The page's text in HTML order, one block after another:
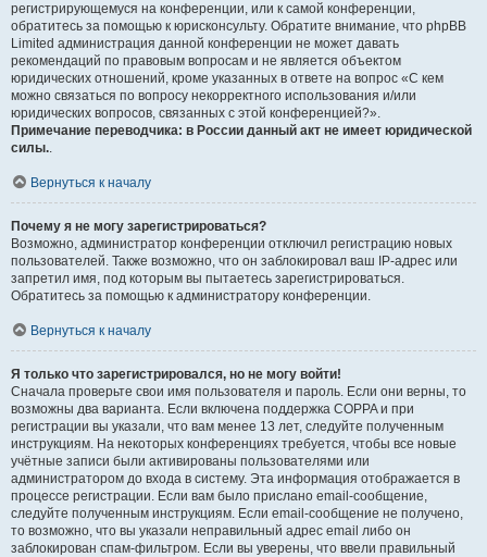
регистрирующемуся на конференции, или к самой конференции,
обратитесь за помощью к юрисконсульту. Обратите внимание, что phpBB
Limited администрация данной конференции не может давать
рекомендаций по правовым вопросам и не является объектом
юридических отношений, кроме указанных в ответе на вопрос «С кем
можно связаться по вопросу некорректного использования и/или
юридических вопросов, связанных с этой конференцией?».
Примечание переводчика: в России данный акт не имеет юридической
силы..
Вернуться к началу
Почему я не могу зарегистрироваться?
Возможно, администратор конференции отключил регистрацию новых
пользователей. Также возможно, что он заблокировал ваш IP-адрес или
запретил имя, под которым вы пытаетесь зарегистрироваться.
Обратитесь за помощью к администратору конференции.
Вернуться к началу
Я только что зарегистрировался, но не могу войти!
Сначала проверьте свои имя пользователя и пароль. Если они верны, то
возможны два варианта. Если включена поддержка COPPA и при
регистрации вы указали, что вам менее 13 лет, следуйте полученным
инструкциям. На некоторых конференциях требуется, чтобы все новые
учётные записи были активированы пользователями или
администратором до входа в систему. Эта информация отображается в
процессе регистрации. Если вам было прислано email-сообщение,
следуйте полученным инструкциям. Если email-сообщение не получено,
то возможно, что вы указали неправильный адрес email либо он
заблокирован спам-фильтром. Если вы уверены, что ввели правильный